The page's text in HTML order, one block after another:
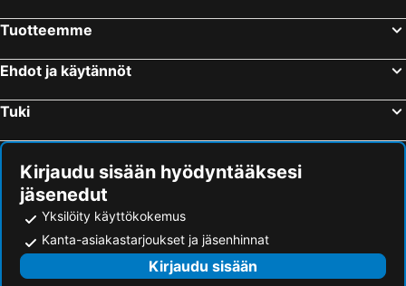
Tuotteemme
Ehdot ja käytännöt
Tuki
Kirjaudu sisään hyödyntääksesi
jäsenedut
Yksilöity käyttökokemus
Kanta-asiakastarjoukset ja jäsenhinnat
Kirjaudu sisään